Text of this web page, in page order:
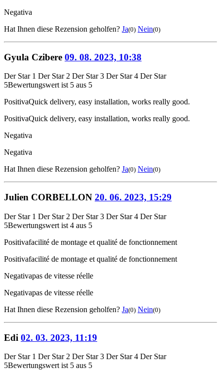
Negativa
Hat Ihnen diese Rezension geholfen? Ja(0) Nein(0)
Gyula Czibere 09. 08. 2023, 10:38
Der Star 1 Der Star 2 Der Star 3 Der Star 4 Der Star
5Bewertungswert ist 5 aus 5
PositivaQuick delivery, easy installation, works really good.
PositivaQuick delivery, easy installation, works really good.
Negativa
Negativa
Hat Ihnen diese Rezension geholfen? Ja(0) Nein(0)
Julien CORBELLON 20. 06. 2023, 15:29
Der Star 1 Der Star 2 Der Star 3 Der Star 4 Der Star
5Bewertungswert ist 4 aus 5
Positivafacilité de montage et qualité de fonctionnement
Positivafacilité de montage et qualité de fonctionnement
Negativapas de vitesse réelle
Negativapas de vitesse réelle
Hat Ihnen diese Rezension geholfen? Ja(0) Nein(0)
Edi 02. 03. 2023, 11:19
Der Star 1 Der Star 2 Der Star 3 Der Star 4 Der Star
5Bewertungswert ist 5 aus 5